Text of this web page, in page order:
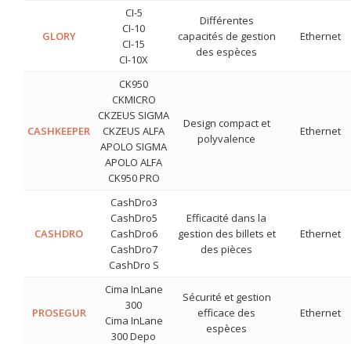
GLORY
CI-5
CI-10
CI-15
CI-10X
Différentes
capacités de gestion
des espèces
Ethernet
CASHKEEPER
CK950
CKMICRO
CKZEUS SIGMA
CKZEUS ALFA
APOLO SIGMA
APOLO ALFA
CK950 PRO
Design compact et
polyvalence
Ethernet
CASHDRO
CashDro3
CashDro5
CashDro6
CashDro7
CashDro S
Efficacité dans la
gestion des billets et
des pièces
Ethernet
PROSEGUR
Cima InLane
300
Cima InLane
300 Depo
Sécurité et gestion
efficace des
espèces
Ethernet